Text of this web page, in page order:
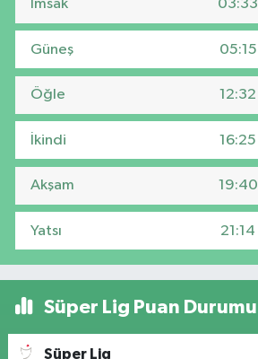
İmsak 03:33
Güneş 05:15
Öğle 12:32
İkindi 16:25
Akşam 19:40
Yatsı 21:14
Süper Lig Puan Durumu
Süper Lig